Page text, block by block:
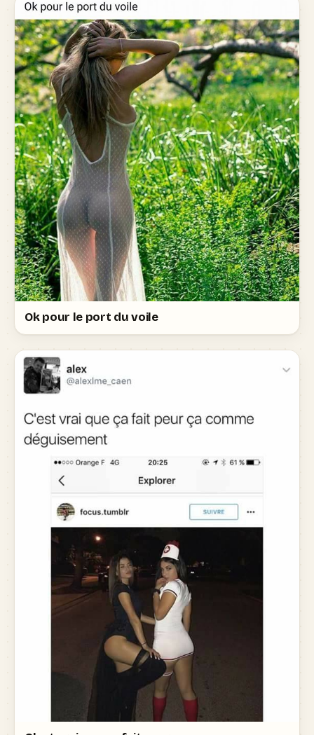
Ok pour le port du voile